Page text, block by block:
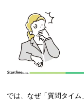
では、なぜ「質問タイ